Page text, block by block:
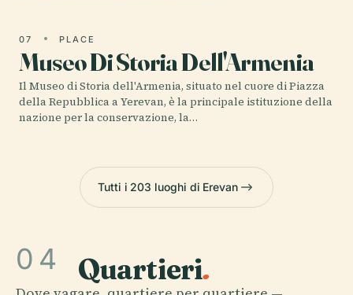
07 PLACE
Museo Di Storia Dell'Armenia
Il Museo di Storia dell'Armenia, situato nel cuore di Piazza
della Repubblica a Yerevan, è la principale istituzione della
nazione per la conservazione, la…
Tutti i 203 luoghi di Erevan
04 Quartieri.